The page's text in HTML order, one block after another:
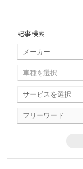
記事検索